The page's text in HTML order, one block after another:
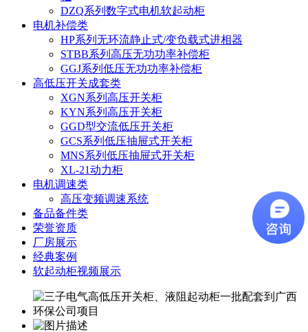
DZQ系列数字式电机软起动柜
电机补偿类
HP系列无环流静止式/变负载式进相器
STBB系列高压无功功率补偿柜
GGJ系列低压无功功率补偿柜
高低压开关成套类
XGN系列高压开关柜
KYN系列高压开关柜
GGD型交流低压开关柜
GCS系列低压抽屉式开关柜
MNS系列低压抽屉式开关柜
XL-21动力柜
电机调速类
高压变频调速系统
备品备件类
荣誉资质
厂房展示
经典案例
软起动柜视频展示